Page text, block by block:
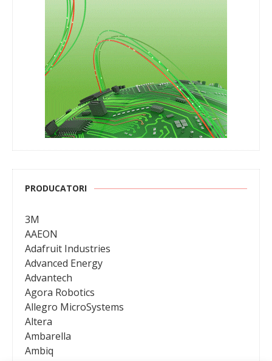
PRODUCATORI
3M
AAEON
Adafruit Industries
Advanced Energy
Advantech
Agora Robotics
Allegro MicroSystems
Altera
Ambarella
Ambiq